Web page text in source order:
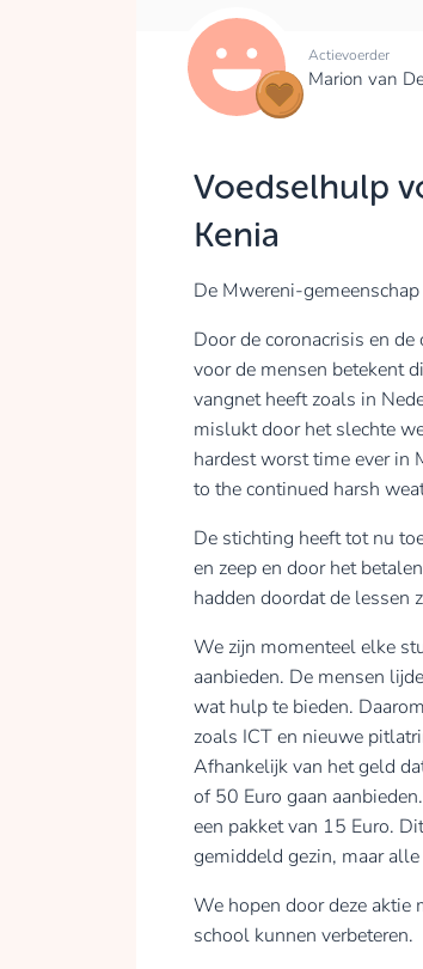
Actievoerder
Marion van
Voedselhulp
Kenia
De Mwereni-
Door de coronacrisis en
voor de mensen betekent
vangnet heeft zoals in
mislukt door het slechte
hardest worst time ever in
to the continued harsh
De stichting heeft tot nu
en zeep en door het
hadden doordat de lessen
We zijn momenteel elke
aanbieden. De mensen
wat hulp te bieden.
zoals ICT en nieuwe
Afhankelijk van het geld
of 50 Euro gaan
een pakket van 15 Euro.
gemiddeld gezin, maar
We hopen door deze aktie
school kunnen verbeteren.